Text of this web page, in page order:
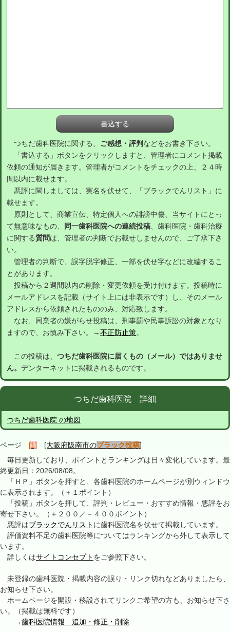
つちだ歯科医院に関する、 ご感想・評判 などをお書き下さい。
「書込する」ボタンをクリックしますと、管理者にコメント掲載
依頼の通知が届きます。管理者がコメントをチェックの上、２４時
間以内に載せます。
悪評に関しましては、実名を伏せて、「ブラックでんリスト」に
載せます。
原則として、商業宣伝、特定個人への誹謗中傷、当サイトにとっ
て無意味なもの、
同一歯科医院への連続投稿、歯科医院・歯科治療
に関する質問は、管理者の判断でお載せしませんので、ご了承下さ
い。
管理者の判断で、誤字脱字修正、一部を伏せ字などに改編するこ
とがあります。
投稿から２週間以内の削除・変更依頼を受け付けます。投稿時に
メールアドレスを記載（サイト上には非表示です）し、そのメール
アドレスから依頼されたもののみ、対応致します。
なお、同業者の嫌がらせ投稿は、刑事罰や民事訴訟の対象となり
ますので、お慎み下さい。→不正防止策。
この投稿は、 つちだ歯科医院に届くもの（メール）ではありませ
ん。 デンターネットに掲載されるものです。
つちだ歯科医院 詳細
つちだ歯科医院 の地図
ページ [1] [大阪府阪南市のブラック投稿]
毎日更新しており、ポイントとランキングは日々変化しています。最
終更新日：2026/08/08。
「ＨＰ」ボタンを押すと、各歯科医院のホームページが別ウィンドウ
に表示されます。（＋１ポイント）
「投稿」ボタンを押して、評判・レビュー・おすすめ情報・悪評をお
寄せ下さい。（＋２００／－４００ポイント）
悪評はブラックでんリスト に歯科医院名を伏せて掲載しています。
評価資料不足の歯科医院等についてはランキングから外して表示して
います。
詳しくはサイトコンセプト をご参照下さい。
未登録の歯科医院・掲載内容の誤り・リンク切れなどありましたら、
お知らせ下さい。
ホームページを開設・移設されてリンクご希望の方も、お知らせ下さ
い。（掲載は無料です）
→歯科医院情報 追加・修正・削除